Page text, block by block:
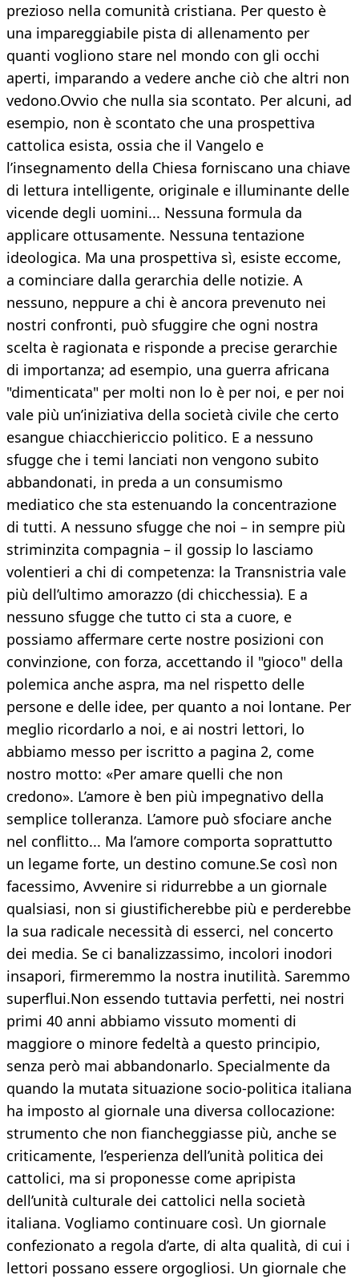
prezioso nella comunità cristiana. Per questo è
una impareggiabile pista di allenamento per
quanti vogliono stare nel mondo con gli occhi
aperti, imparando a vedere anche ciò che altri non
vedono.Ovvio che nulla sia scontato. Per alcuni, ad
esempio, non è scontato che una prospettiva
cattolica esista, ossia che il Vangelo e
l’insegnamento della Chiesa forniscano una chiave
di lettura intelligente, originale e illuminante delle
vicende degli uomini... Nessuna formula da
applicare ottusamente. Nessuna tentazione
ideologica. Ma una prospettiva sì, esiste eccome,
a cominciare dalla gerarchia delle notizie. A
nessuno, neppure a chi è ancora prevenuto nei
nostri confronti, può sfuggire che ogni nostra
scelta è ragionata e risponde a precise gerarchie
di importanza; ad esempio, una guerra africana
"dimenticata" per molti non lo è per noi, e per noi
vale più un’iniziativa della società civile che certo
esangue chiacchiericcio politico. E a nessuno
sfugge che i temi lanciati non vengono subito
abbandonati, in preda a un consumismo
mediatico che sta estenuando la concentrazione
di tutti. A nessuno sfugge che noi – in sempre più
striminzita compagnia – il gossip lo lasciamo
volentieri a chi di competenza: la Transnistria vale
più dell’ultimo amorazzo (di chicchessia). E a
nessuno sfugge che tutto ci sta a cuore, e
possiamo affermare certe nostre posizioni con
convinzione, con forza, accettando il "gioco" della
polemica anche aspra, ma nel rispetto delle
persone e delle idee, per quanto a noi lontane. Per
meglio ricordarlo a noi, e ai nostri lettori, lo
abbiamo messo per iscritto a pagina 2, come
nostro motto: «Per amare quelli che non
credono». L’amore è ben più impegnativo della
semplice tolleranza. L’amore può sfociare anche
nel conflitto... Ma l’amore comporta soprattutto
un legame forte, un destino comune.Se così non
facessimo, Avvenire si ridurrebbe a un giornale
qualsiasi, non si giustificherebbe più e perderebbe
la sua radicale necessità di esserci, nel concerto
dei media. Se ci banalizzassimo, incolori inodori
insapori, firmeremmo la nostra inutilità. Saremmo
superflui.Non essendo tuttavia perfetti, nei nostri
primi 40 anni abbiamo vissuto momenti di
maggiore o minore fedeltà a questo principio,
senza però mai abbandonarlo. Specialmente da
quando la mutata situazione socio-politica italiana
ha imposto al giornale una diversa collocazione:
strumento che non fiancheggiasse più, anche se
criticamente, l’esperienza dell’unità politica dei
cattolici, ma si proponesse come apripista
dell’unità culturale dei cattolici nella società
italiana. Vogliamo continuare così. Un giornale
confezionato a regola d’arte, di alta qualità, di cui i
lettori possano essere orgogliosi. Un giornale che